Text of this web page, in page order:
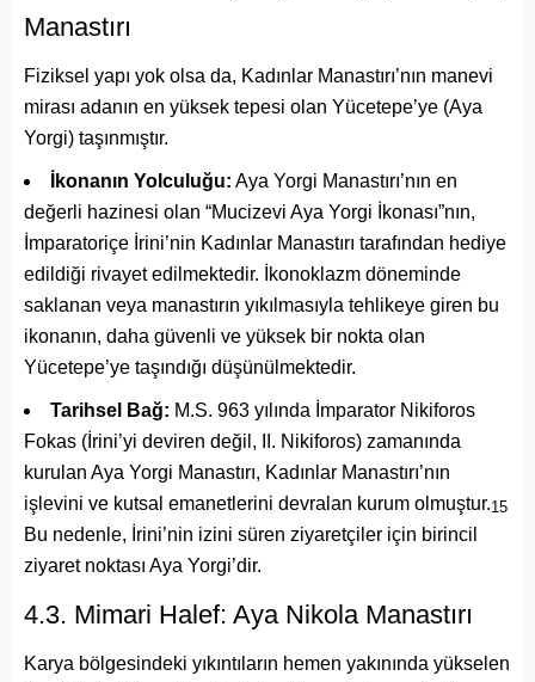
Manastırı
Fiziksel yapı yok olsa da, Kadınlar Manastırı’nın manevi
mirası adanın en yüksek tepesi olan Yücetepe’ye (Aya
Yorgi) taşınmıştır.
İkonanın Yolculuğu: Aya Yorgi Manastırı’nın en
değerli hazinesi olan “Mucizevi Aya Yorgi İkonası”nın,
İmparatoriçe İrini’nin Kadınlar Manastırı tarafından hediye
edildiği rivayet edilmektedir. İkonoklazm döneminde
saklanan veya manastırın yıkılmasıyla tehlikeye giren bu
ikonanın, daha güvenli ve yüksek bir nokta olan
Yücetepe’ye taşındığı düşünülmektedir.
Tarihsel Bağ: M.S. 963 yılında İmparator Nikiforos
Fokas (İrini’yi deviren değil, II. Nikiforos) zamanında
kurulan Aya Yorgi Manastırı, Kadınlar Manastırı’nın
işlevini ve kutsal emanetlerini devralan kurum olmuştur.15
Bu nedenle, İrini’nin izini süren ziyaretçiler için birincil
ziyaret noktası Aya Yorgi’dir.
4.3. Mimari Halef: Aya Nikola Manastırı
Karya bölgesindeki yıkıntıların hemen yakınında yükselen